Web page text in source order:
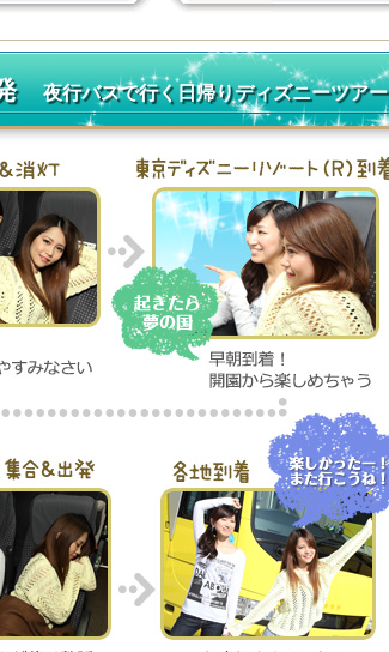
発夜行バスで行く日帰りディズニーツアー